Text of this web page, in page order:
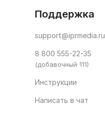
Поддержка
support@iprmedia.ru
8 800 555-22-35
(добавочный 111)
Инструкции
Написать в чат